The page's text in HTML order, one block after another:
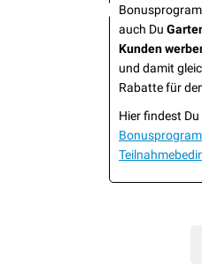
auch Du
Kunden
und damit
Rabatte für
Hier findest Du